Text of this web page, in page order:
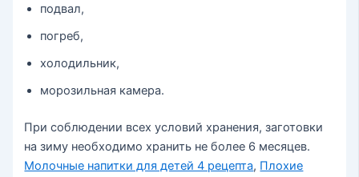
подвал,
погреб,
холодильник,
морозильная камера.
При соблюдении всех условий хранения, заготовки
на зиму необходимо хранить не более 6 месяцев.
Молочные напитки для детей 4 рецепта, Плохие